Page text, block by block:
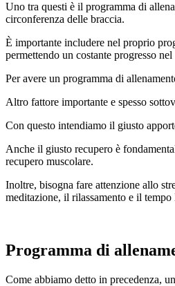
Uno tra questi è il programma di
circonferenza delle braccia.
È importante includere nel proprio
permettendo un costante progresso nel
Per avere un programma di
Altro fattore importante e spesso
Con questo intendiamo il giusto
Anche il giusto recupero è
recupero muscolare.
Inoltre, bisogna fare attenzione allo
meditazione, il rilassamento e il
Programma di
Come abbiamo detto in precedenza,